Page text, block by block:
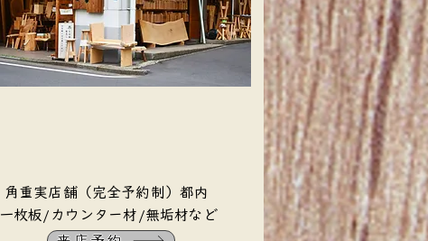
​角重実店舗（完全予約制）都内
​一枚板/カウンター材/無垢材など